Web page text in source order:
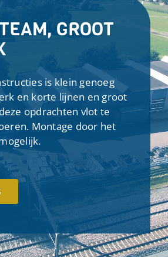
GROOT
is klein genoeg
en korte lijnen en groot
opdrachten vlot te
Montage door het